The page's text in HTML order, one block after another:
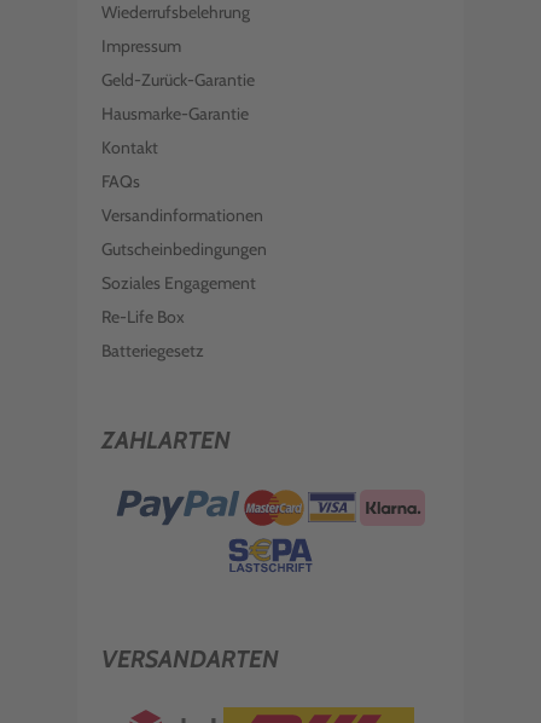
Wiederrufsbelehrung
Impressum
Geld-Zurück-Garantie
Hausmarke-Garantie
Kontakt
FAQs
Versandinformationen
Gutscheinbedingungen
Soziales Engagement
Re-Life Box
Batteriegesetz
ZAHLARTEN
VERSANDARTEN